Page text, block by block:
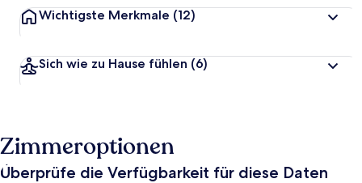
Wichtigste Merkmale (12)
Sich wie zu Hause fühlen (6)
Zimmeroptionen
Überprüfe die Verfügbarkeit für diese Daten